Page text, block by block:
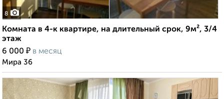
8
Комната в 4-к квартире, на длительный срок, 9м², 3/4
этаж
6 000 ₽ в месяц
Мира 36